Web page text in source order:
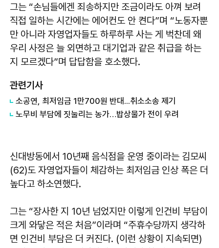
그는 “손님들에겐 죄송하지만 조금이라도 아껴 보려
직접 일하는 시간에는 에어컨도 안 켠다”며 “노동자뿐
만 아니라 자영업자들도 하루하루 사는 게 벅찬데 왜
우리 사정은 늘 외면하고 대기업과 같은 취급을 하는
지 모르겠다”며 답답함을 호소했다.
관련기사
소공연, 최저임금 1만700원 반대...취소소송 제기
노무비 부담에 짓눌리는 농가…밥상물가 전이 우려
신대방동에서 10년째 음식점을 운영 중이라는 김모씨
(62)도 자영업자들이 체감하는 최저임금 인상 폭은 더
높다고 하소연했다.
그는 “장사한 지 10년 넘었지만 이렇게 인건비 부담이
크게 와닿은 적은 처음”이라며 “주휴수당까지 생각하
면 인건비 부담은 더 커진다. (이런 상황이 지속되면)